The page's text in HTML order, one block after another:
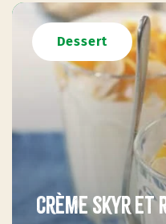
Crème skyr
Dessert